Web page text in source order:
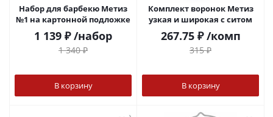
Набор для барбекю Метиз
№1 на картонной подложке
1 139 ₽ /набор
1 340₽
В корзину
Комплект воронок Метиз
узкая и широкая с ситом
267.75₽ /комп
315₽
В корзину